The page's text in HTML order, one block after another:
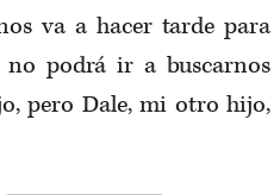
va a hacer tarde para
no podrá ir a buscarnos
pero Dale, mi otro hijo,